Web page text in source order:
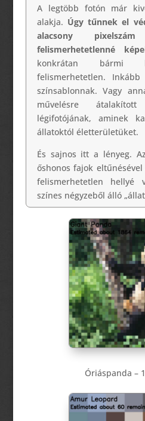
A legtöbb fotón már
alakja. Úgy tűnnek el
alacsony
felismerhetetlenné
konkrátan bármi
felismerhetetlen.
színsablonnak. Vagy
művelésre
légifotójának, aminek
állatoktól életterületüket.
És sajnos itt a lényeg.
őshonos fajok
felismerhetetlen
színes négyzeből álló
Óriáspanda –